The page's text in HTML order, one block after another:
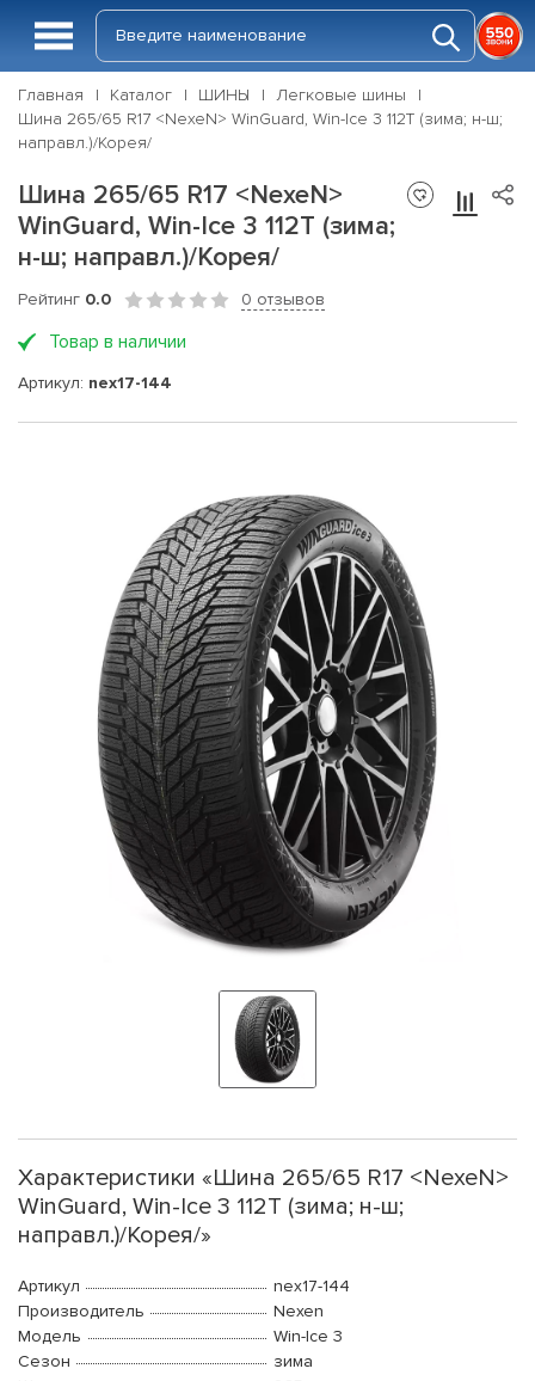
Главная Каталог ШИНЫ
Легковые шины
Шина 265/65 R17 <NexeN> WinGuard, Win-Ice 3 112T (зима; н-ш;
направл.)/Корея/
Шина 265/65 R17 <NexeN>
WinGuard, Win-Ice 3 112T (зима;
н-ш; направл.)/Корея/
Рейтинг 0.0 0 отзывов
Товар в наличии
Артикул: nex17-144
Характеристики «Шина 265/65 R17 <NexeN>
WinGuard, Win-Ice 3 112T (зима; н-ш;
направл.)/Корея/»
Артикул
nex17-144
Производитель
Nexen
Модель
Win-Ice 3
Сезон
зима